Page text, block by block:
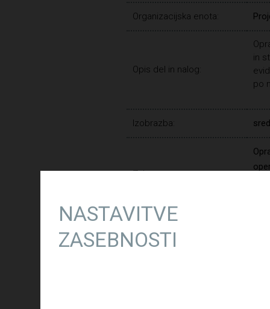
Organizacijska enota:
Opis del in nalog:
in
po
Izobrazba:
Zahtevano:
NASTAVITVE
ZASEBNOSTI